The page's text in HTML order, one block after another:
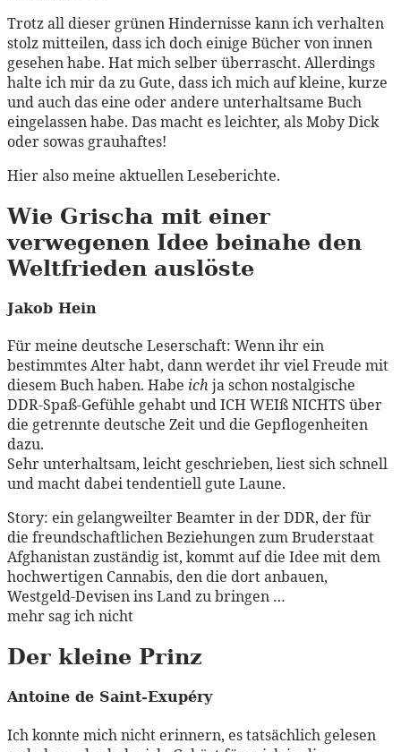
Trotz all dieser grünen Hindernisse kann ich verhalten
stolz mitteilen, dass ich doch einige Bücher von innen
gesehen habe. Hat mich selber überrascht. Allerdings
halte ich mir da zu Gute, dass ich mich auf kleine, kurze
und auch das eine oder andere unterhaltsame Buch
eingelassen habe. Das macht es leichter, als Moby Dick
oder sowas grauhaftes!
Hier also meine aktuellen Leseberichte.
Wie Grischa mit einer
verwegenen Idee beinahe den
Weltfrieden auslöste
Jakob Hein
Für meine deutsche Leserschaft: Wenn ihr ein
bestimmtes Alter habt, dann werdet ihr viel Freude mit
diesem Buch haben. Habe ich ja schon nostalgische
DDR-Spaß-Gefühle gehabt und ICH WEIß NICHTS über
die getrennte deutsche Zeit und die Gepflogenheiten
dazu.
Sehr unterhaltsam, leicht geschrieben, liest sich schnell
und macht dabei tendentiell gute Laune.
Story: ein gelangweilter Beamter in der DDR, der für
die freundschaftlichen Beziehungen zum Bruderstaat
Afghanistan zuständig ist, kommt auf die Idee mit dem
hochwertigen Cannabis, den die dort anbauen,
Westgeld-Devisen ins Land zu bringen …
mehr sag ich nicht
Der kleine Prinz
Antoine de Saint-Exupéry
Ich konnte mich nicht erinnern, es tatsächlich gelesen